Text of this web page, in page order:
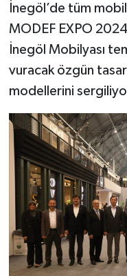
İnegöl’de tüm
MODEF EXPO
İnegöl Mobilyası
vuracak özgün
modellerini